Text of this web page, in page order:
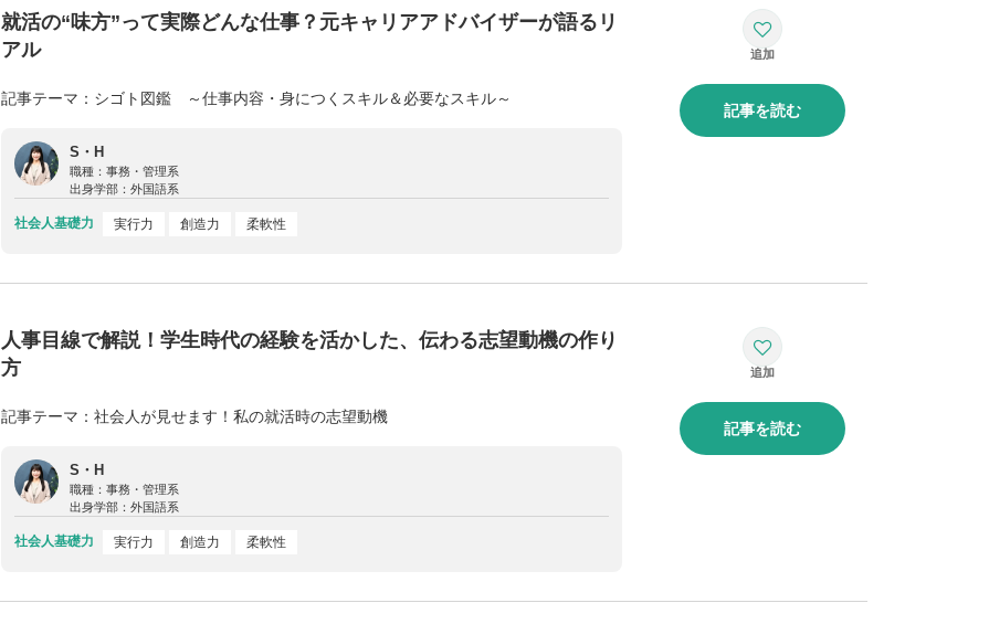
就活の“味方”って実際どんな仕事？元キャリアアドバイザーが語るリ
アル
記事テーマ：シゴト図鑑 ～仕事内容・身につくスキル＆必要なスキル～
S・H
職種： 事務・管理系
出身学部： 外国語系
社会人基礎力 実行力 創造力 柔軟性
記事を読む
人事目線で解説！学生時代の経験を活かした、伝わる志望動機の作り
方
記事テーマ：社会人が見せます！私の就活時の志望動機
S・H
職種： 事務・管理系
出身学部： 外国語系
社会人基礎力 実行力 創造力 柔軟性
記事を読む